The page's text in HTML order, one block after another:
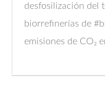
desfosilización del
biorrefinerías de
emisiones de CO₂